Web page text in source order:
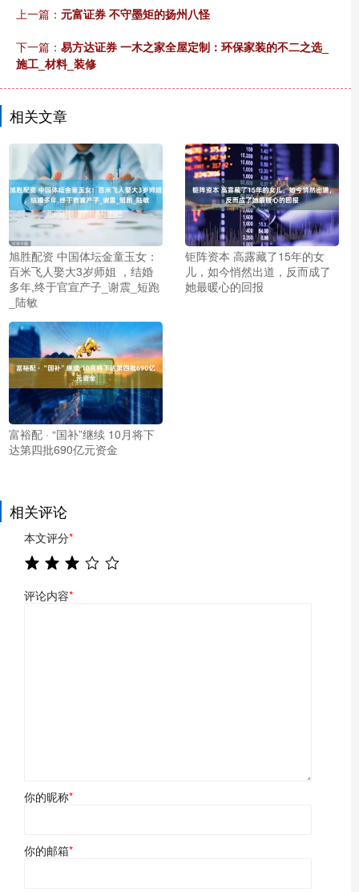
上一篇： 元富证券 不守墨矩的扬州八怪
下一篇： 易方达证券 一木之家全屋定制：环保家装的不二之选_
施工_材料_装修
相关文章
旭胜配资 中国体坛金童玉女：
百米飞人娶大3岁师姐 ，结婚
多年,终于官宣产子_谢震_短跑
_陆敏
钜阵资本 高露藏了15年的女
儿，如今悄然出道，反而成了
她最暖心的回报
富裕配 · “国补”继续 10月将下
达第四批690亿元资金
相关评论
本文评分*
评论内容*
你的昵称*
你的邮箱*